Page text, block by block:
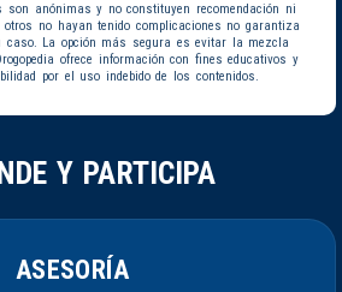
son anónimas y no constituyen recomendación ni
no hayan tenido complicaciones no garantiza
La opción más segura es evitar la mezcla
ofrece información con fines educativos y
por el uso indebido de los contenidos.
Y PARTICIPA
ASESORÍA